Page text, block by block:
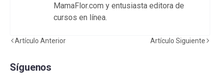
MamaFlor.com y entusiasta editora de
cursos en línea.
Artículo Anterior Artículo Siguiente
Síguenos